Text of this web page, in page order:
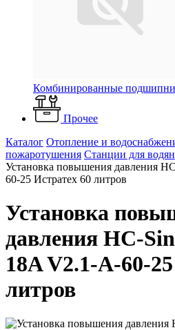
Комбинированные
Прочее
Каталог Отопление и
пожаротушения Станции для
Установка повышения давления
60-25 Истратех 60 литров
Установка
давления HC-
18A V2.1-A-60-
литров